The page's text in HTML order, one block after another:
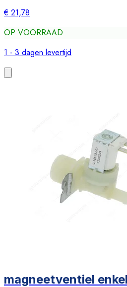
€ 21,78
OP VOORRAAD
1 - 3 dagen levertijd
magneetventiel